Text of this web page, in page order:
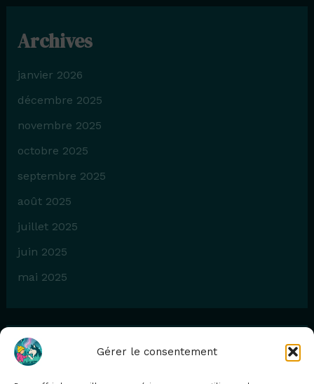
Gérer le consentement
Archives
janvier 2026
décembre 2025
novembre 2025
octobre 2025
septembre 2025
août 2025
juillet 2025
juin 2025
mai 2025
Catégories